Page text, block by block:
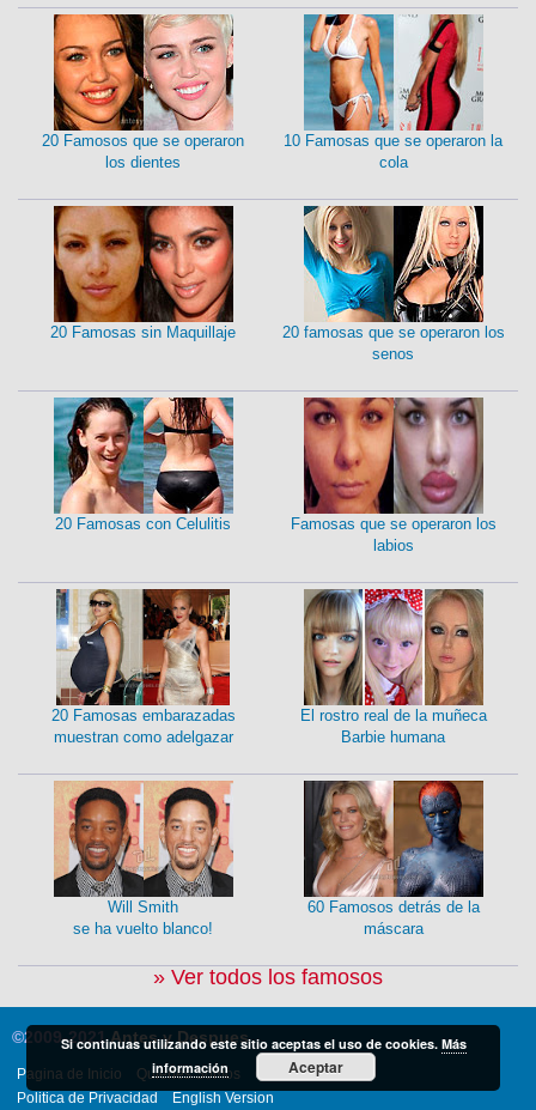
20 Famosos que se operaron
los dientes
10 Famosas que se operaron la
cola
20 Famosas sin Maquillaje
20 famosas que se operaron los
senos
20 Famosas con Celulitis
Famosas que se operaron los
labios
20 Famosas embarazadas
muestran como adelgazar
El rostro real de la muñeca
Barbie humana
Will Smith
se ha vuelto blanco!
60 Famosos detrás de la
máscara
» Ver todos los famosos
©2009-2021Antes y Despues
Pagina de Inicio Quienes Somos Contacto
Feeds
Politica de Privacidad
English Version
Si continuas utilizando este sitio aceptas el uso de cookies. Más
información
Aceptar